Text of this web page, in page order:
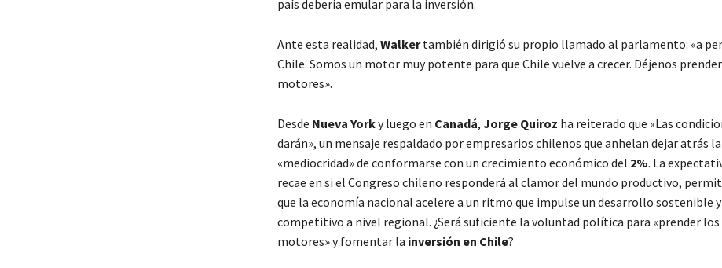
país debería emular para la inversión.
Ante esta realidad, Walkertambién dirigió su propio llamado al parlamento: «a
Chile. Somos un motor muy potente para que Chile vuelve a crecer. Déjenos
motores».
Desde Nueva Yorky luego en Canadá, Jorge Quiroz ha reiterado que «Las
darán», un mensaje respaldado por empresarios chilenos que anhelan dejar atrás la
«mediocridad» de conformarse con un crecimiento económico del 2%. La
recae en si el Congreso chileno responderá al clamor del mundo productivo,
que la economía nacional acelere a un ritmo que impulse un desarrollo sostenible y
competitivo a nivel regional. ¿Será suficiente la voluntad política para «prender los
motores» y fomentar la inversión en Chile?